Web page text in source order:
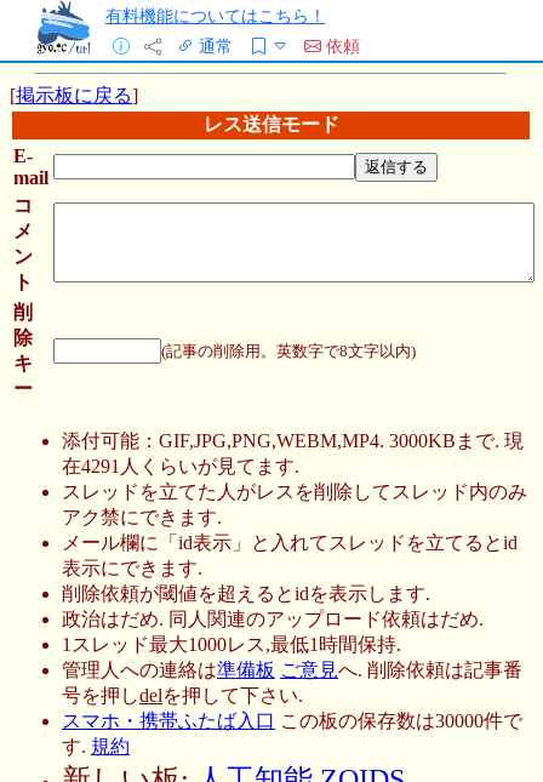
有料機能についてはこちら！
通常
依頼